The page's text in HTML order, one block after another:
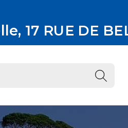
17 RUE DE